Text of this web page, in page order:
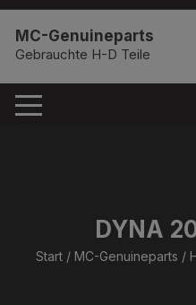
Zum
Inhalt
springen
MC-Genuineparts
Gebrauchte H-D Teile
DYNA
Start / MC-Genuineparts /